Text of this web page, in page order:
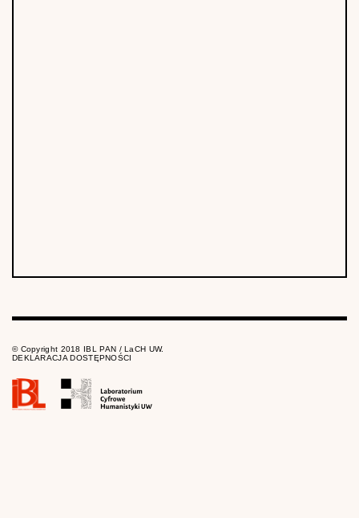
© Copyright 2018 IBL PAN / LaCH UW.
DEKLARACJA DOSTĘPNOŚCI